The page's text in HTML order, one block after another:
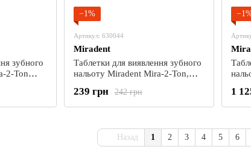
зубного
2-Ton
−1%
Артикул: 630044
Miradent
Таблетки для виявлення зубного
нальоту Miradent Mira-2-Ton,
Miradent Mouth Mirror (блакитне/
рожеве)
242 грн
239 грн 1
Назад 1 2 3 4 5 6